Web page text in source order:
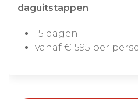
daguitstappen
15 dagen
vanaf €1595 per